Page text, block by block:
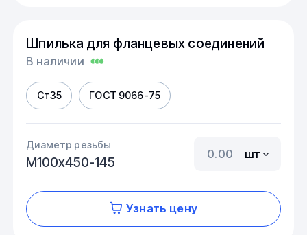
Шпилька для фланцевых соединений
В наличии
Ст35 ГОСТ 9066-75
Диаметр резьбы
М100х450-145
шт
Узнать цену